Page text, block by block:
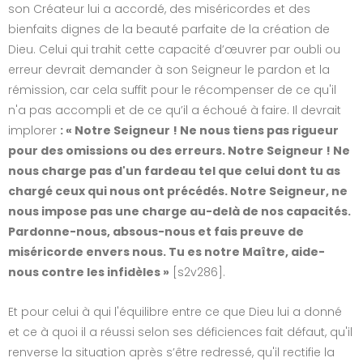
son Créateur lui a accordé, des miséricordes et des
bienfaits dignes de la beauté parfaite de la création de
Dieu. Celui qui trahit cette capacité d’œuvrer par oubli ou
erreur devrait demander à son Seigneur le pardon et la
rémission, car cela suffit pour le récompenser de ce qu'il
n'a pas accompli et de ce qu’il a échoué à faire. Il devrait
implorer : « Notre Seigneur ! Ne nous tiens pas rigueur
pour des omissions ou des erreurs. Notre Seigneur ! Ne
nous charge pas d'un fardeau tel que celui dont tu as
chargé ceux qui nous ont précédés. Notre Seigneur, ne
nous impose pas une charge au-delà de nos capacités.
Pardonne-nous, absous-nous et fais preuve de
miséricorde envers nous. Tu es notre Maître, aide-
nous contre les infidèles » [s2v286].
Et pour celui à qui l'équilibre entre ce que Dieu lui a donné
et ce à quoi il a réussi selon ses déficiences fait défaut, qu'il
renverse la situation après s’être redressé, qu'il rectifie la